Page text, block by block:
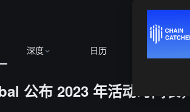
深度 日历
公布 2023 年活动时间表